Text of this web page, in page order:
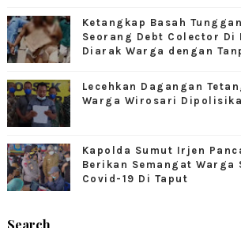
Ketangkap Basah
Seorang Debt Colector Di
Diarak Warga dengan
Lecehkan Dagangan
Warga Wirosari
Kapolda Sumut Irjen
Berikan Semangat Warga
Covid-19 Di Taput
Search